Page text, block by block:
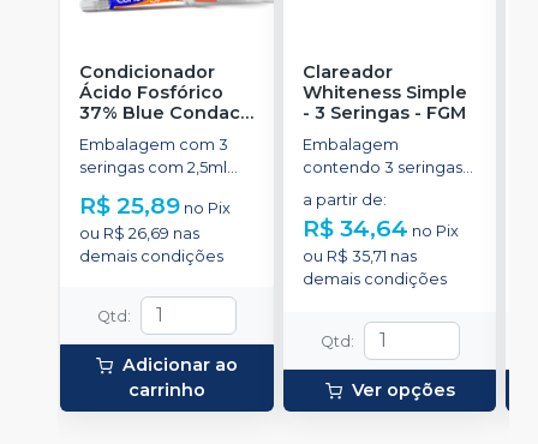
Condicionador
Ácido Fosfórico
37% Blue Condac-
FGM
Embalagem com 3
seringas com 2,5ml
ponteiras para
aplicação.
R$ 25,89 no Pix
ou R$ 26,69 nas
demais condições
Qtd:
Adicionar ao
carrinho
Clareador
Whiteness Simple
- 3 Seringas- FGM
Embalagem
contendo 3 seringas
com 3g de gel cada
uma.
a partir de:
R$ 34,64 no Pix
ou R$ 35,71 nas
demais condições
Qtd:
Ver opções